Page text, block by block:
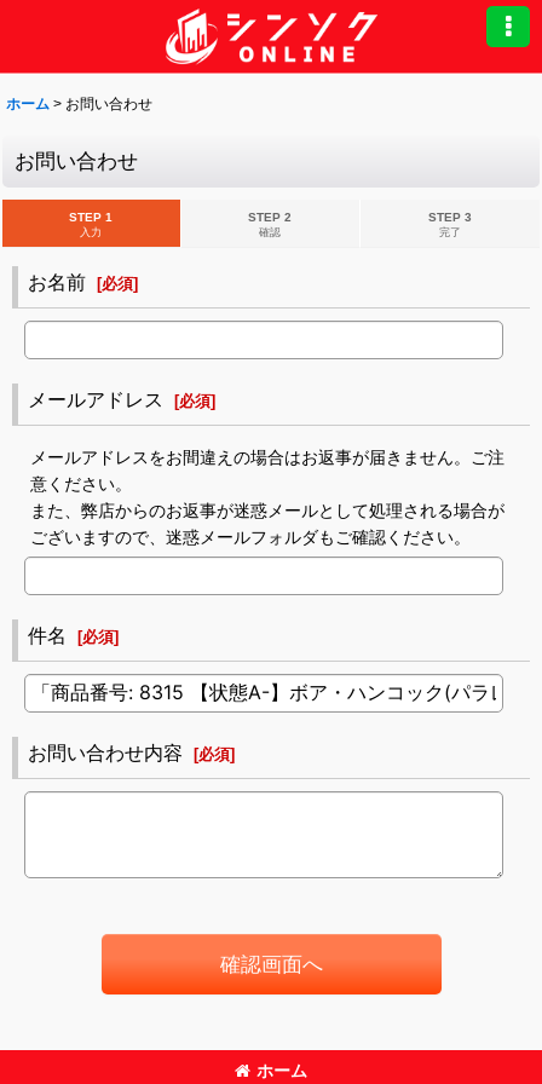
ホーム > お問い合わせ
お問い合わせ
STEP 1
入力
STEP 2
確認
STEP 3
完了
お名前 [必須]
メールアドレス [必須]
メールアドレスをお間違えの場合はお返事が届きません。ご注
意ください。
また、弊店からのお返事が迷惑メールとして処理される場合が
ございますので、迷惑メールフォルダもご確認ください。
件名 [必須]
お問い合わせ内容 [必須]
確認画面へ
ホーム